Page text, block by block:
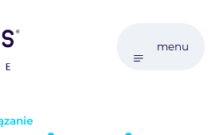
menu